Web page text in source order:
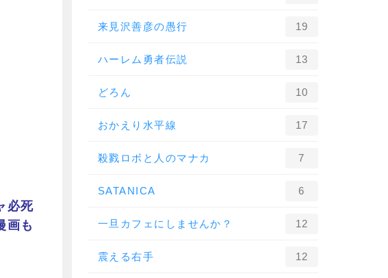
必死
画も
来見沢善彦の愚行 19
ハーレム勇者伝説 13
どろん 10
おかえり水平線 17
殺戮ロボと人のマナカ 7
SATANICA 6
一旦カフェにしませんか？ 12
震える右手 12